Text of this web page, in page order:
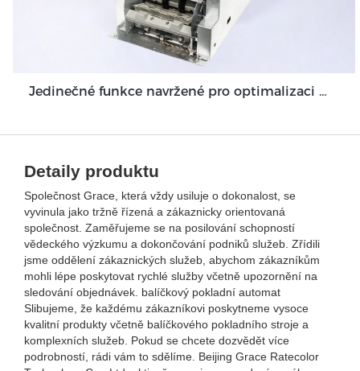
Jedinečné funkce navržené pro optimalizaci modulu hotovostního vkladového automatu Grace GDM100
Detaily produktu
Společnost Grace, která vždy usiluje o dokonalost, se
vyvinula jako tržně řízená a zákaznicky orientovaná
společnost. Zaměřujeme se na posilování schopností
vědeckého výzkumu a dokončování podniků služeb. Zřídili
jsme oddělení zákaznických služeb, abychom zákazníkům
mohli lépe poskytovat rychlé služby včetně upozornění na
sledování objednávek. balíčkový pokladní automat
Slibujeme, že každému zákazníkovi poskytneme vysoce
kvalitní produkty včetně balíčkového pokladního stroje a
komplexních služeb. Pokud se chcete dozvědět více
podrobností, rádi vám to sdělíme. Beijing Grace Ratecolor